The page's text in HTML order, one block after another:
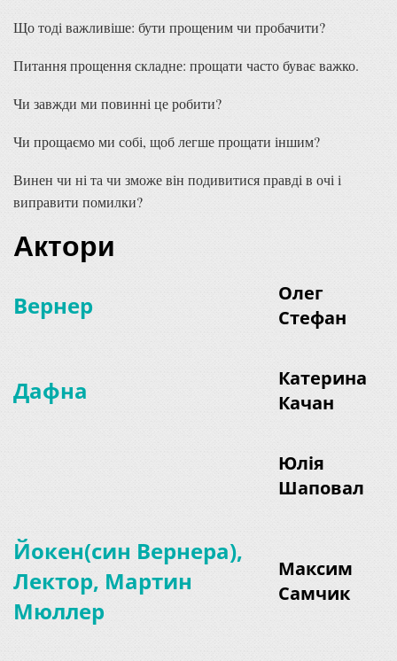
Що тоді важливіше: бути прощеним чи пробачити?
Питання прощення складне: прощати часто буває важко.
Чи завжди ми повинні це робити?
Чи прощаємо ми собі, щоб легше прощати іншим?
Винен чи ні та чи зможе він подивитися правді в очі і
виправити помилки?
Актори
Вернер
Олег
Стефан
Дафна
Катерина
Качан
Юлія
Шаповал
Йокен(син Вернера),
Лектор, Мартин
Мюллер
Максим
Самчик